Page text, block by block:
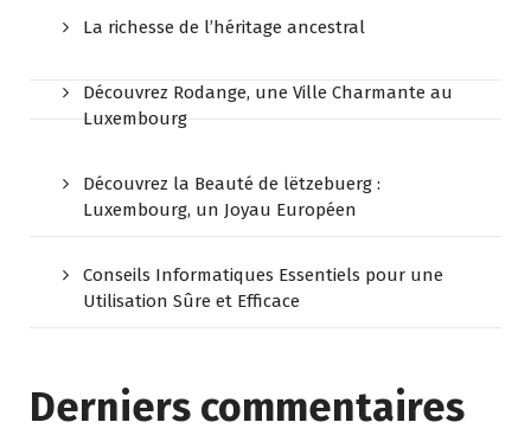
La richesse de l’héritage ancestral
Découvrez Rodange, une Ville Charmante au
Luxembourg
Découvrez la Beauté de lëtzebuerg :
Luxembourg, un Joyau Européen
Conseils Informatiques Essentiels pour une
Utilisation Sûre et Efficace
Derniers commentaires